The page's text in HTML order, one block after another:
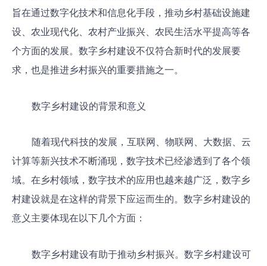
旨在通过数字化技术和信息化手段，推动乡村基础设施建
设、农业现代化、农村产业振兴、农民生活水平提高等各
个方面的发展。数字乡村建设不仅符合新时代的发展要
求，也是推进乡村振兴的重要措施之一。
数字乡村建设的背景和意义
随着现代科技的发展，互联网、物联网、大数据、云
计算等新兴技术不断涌现，数字技术已经渗透到了各个领
域。在乡村领域，数字技术的应用也越来越广泛，数字乡
村建设就是在这样的背景下应运而生的。数字乡村建设的
意义主要体现在以下几个方面：
数字乡村建设有助于推动乡村振兴。数字乡村建设可